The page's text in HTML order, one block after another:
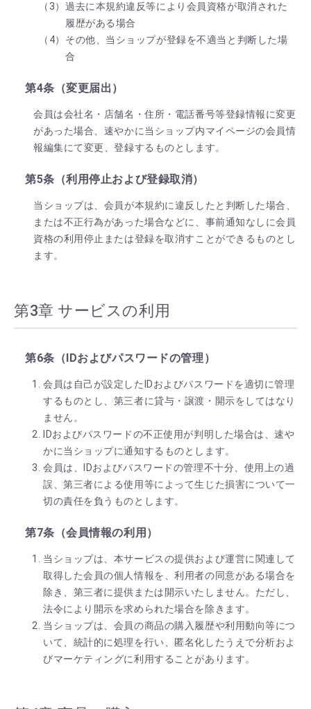
過去に本規約違反等により会員資格が取消された
履歴がある場合
その他、当ショップが登録を不適当と判断した場
合
第4条（変更届出）
会員は会社名・店舗名・住所・電話番号等登録情報に変更
があった場合、速やかに当ショップ内マイページの会員情
報編集にて変更、登録するものとします。
第5条（利用停止および登録取消）
当ショップは、会員が本規約に違反したと判断した場合、
または不正行為があった場合などに、事前通知なしに会員
資格の利用停止または登録を取消すことができるものとし
ます。
第3章 サービスの利用
第6条（IDおよびパスワードの管理）
会員は自己が設定したIDおよびパスワードを適切に管理
するものとし、第三者に貸与・譲渡・開示をしてはなり
ません。
IDおよびパスワードの不正使用が判明した場合は、速や
かに当ショップに通知するものとします。
会員は、IDおよびパスワードの管理不十分、使用上の過
誤、第三者による使用等によって生じた損害について一
切の責任を負うものとします。
第7条（会員情報の利用）
当ショップは、本サービスの提供および運営に関連して
取得した会員の個人情報を、利用者の同意がある場合を
除き、第三者に提供または開示いたしません。ただし、
法令により開示を求められた場合を除きます。
当ショップは、会員の商品の購入履歴や利用動向等につ
いて、統計的に処理を行い、匿名化したうえで分析およ
びマーケティングに利用することがあります。